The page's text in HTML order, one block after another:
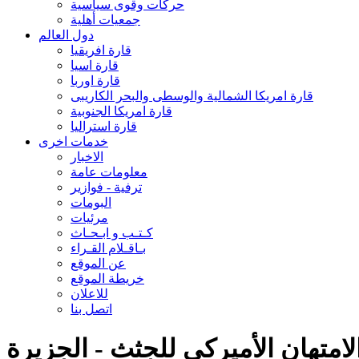
حركات وقوى سياسية
جمعيات أهلية
دول العالم
قارة افريقيا
قارة اسيا
قارة اوربا
قارة امريكا الشمالية والوسطى والبحر الكاريبى
قارة امريكا الجنوبية
قارة استراليا
خدمات اخرى
الاخبار
معلومات عامة
ترفية - فوازير
البومات
مرئيات
كـتـب و ابـحـاث
بـاقـلام القـراء
عن الموقع
خريطة الموقع
للاعلان
اتصل بنا
الأميركي للجثث - الجزيرة